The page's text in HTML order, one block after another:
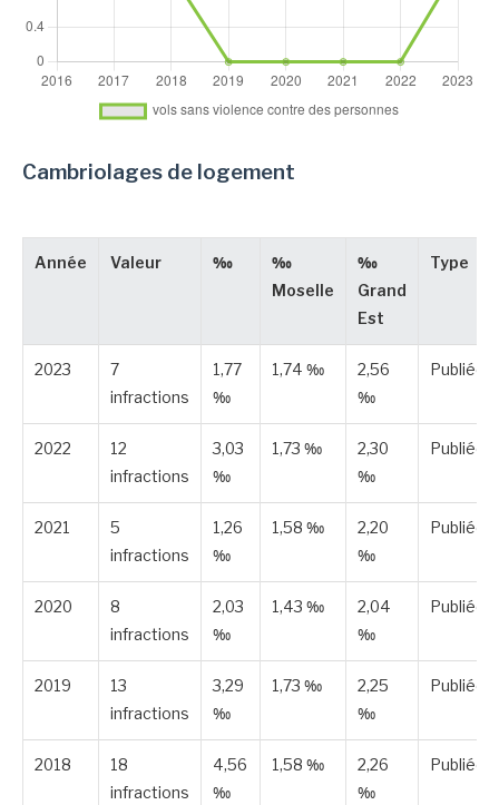
Cambriolages de logement
Année Valeur ‰
‰
Moselle
‰
Grand
Est
Type
2023
7
infractions
1,77
‰
1,74 ‰
2,56
‰
Publiée
2022
12
infractions
3,03
‰
1,73 ‰
2,30
‰
Publiée
2021
5
infractions
1,26
‰
1,58 ‰
2,20
‰
Publiée
2020
8
infractions
2,03
‰
1,43 ‰
2,04
‰
Publiée
2019
13
infractions
3,29
‰
1,73 ‰
2,25
‰
Publiée
2018
18
infractions
4,56
‰
1,58 ‰
2,26
‰
Publiée